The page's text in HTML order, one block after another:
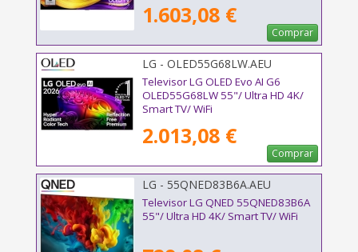
1.603,08 €
Comprar
LG - OLED55G68LW.AEU
Televisor LG OLED Evo AI G6
OLED55G68LW 55"/ Ultra HD 4K/
Smart TV/ WiFi
2.013,08 €
Comprar
LG - 55QNED83B6A.AEU
Televisor LG QNED 55QNED83B6A
55"/ Ultra HD 4K/ Smart TV/ WiFi